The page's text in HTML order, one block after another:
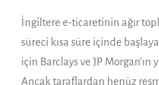
İngiltere e-ticaretinin ağır
süreci kısa süre içinde
için Barclays ve JP
Ancak taraflardan henüz